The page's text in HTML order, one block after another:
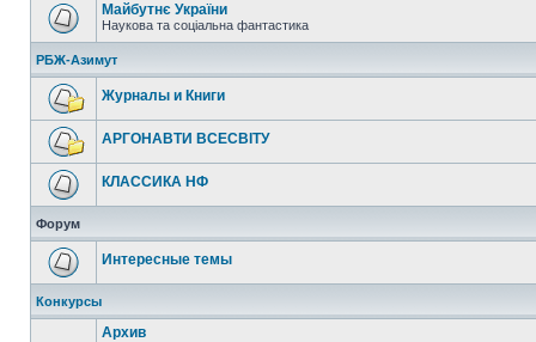
Майбутнє України
Наукова та соціальна фантастика
РБЖ-Азимут
Журналы и Книги
АРГОНАВТИ ВСЕСВIТУ
КЛАССИКА НФ
Форум
Интересные темы
Конкурсы
Архив